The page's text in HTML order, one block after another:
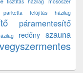
parketta felújítás házilag
páramentesítő
redőny szauna
vegyszermentes